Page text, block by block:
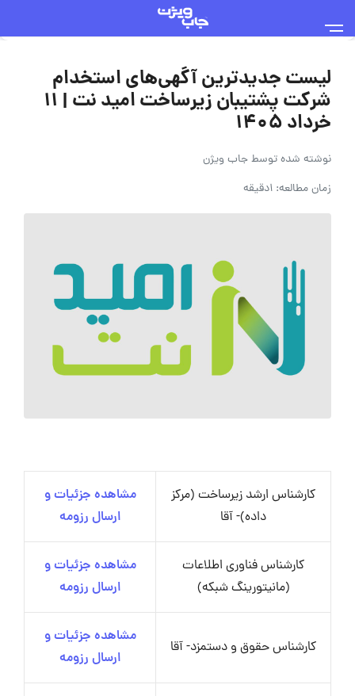
لیست جدیدترین آگهی‌های استخدام
شرکت پشتیبان زیرساخت امید نت | ۱۱
خرداد ۱۴۰۵
نوشته شده توسطجاب ویژن
زمان مطالعه: 1دقیقه
کارشناس ارشد زیرساخت (مرکز
داده)- آقا
مشاهده جزئیات و
ارسال رزومه
کارشناس فناوری اطلاعات
(مانیتورینگ شبکه)
مشاهده جزئیات و
ارسال رزومه
کارشناس حقوق و دستمزد- آقا
مشاهده جزئیات و
ارسال رزومه